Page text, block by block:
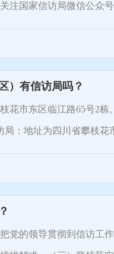
国家信访局微信公众号
）有信访局吗？
市东区临江路65号2栋
：地址为四川省攀枝花
的领导贯彻到信访工作